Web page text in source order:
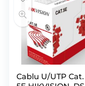
Cablu U/UTP Cat.